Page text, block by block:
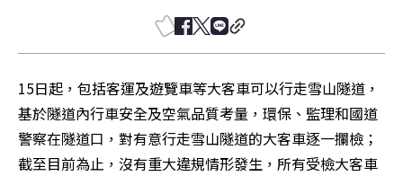
15日起，包括客運及遊覽車等大客車可以行走雪山隧道，
基於隧道內行車安全及空氣品質考量，環保、監理和國道
警察在隧道口，對有意行走雪山隧道的大客車逐一攔檢；
截至目前為止，沒有重大違規情形發生，所有受檢大客車